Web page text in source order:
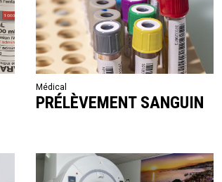
Médical
PRÉLÈVEMENT SANGUIN